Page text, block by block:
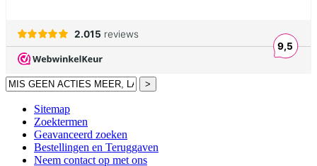
>
Sitemap
Zoektermen
Geavanceerd zoeken
Bestellingen en Teruggaven
Neem contact op met ons